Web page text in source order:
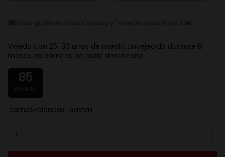
Viñedo con 25-30 años de media. Envejecido durante 6
meses en barricas de roble americano.
85
carnes-blancas pastas